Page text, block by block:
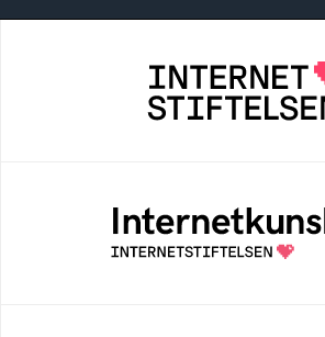
Internetstiftelsen verkar för ett
bidrar positivt till människan
Samlad kunskap som hjälper
säker och medveten